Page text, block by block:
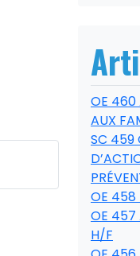
OE 460
AUX
SC 459
OE 458
OE 457
H/F